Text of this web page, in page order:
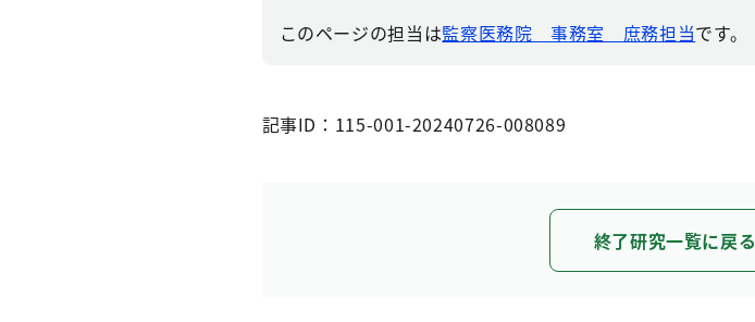
このページの担当は監察医務院 事務室 庶務担当です。
記事ID：115-001-20240726-008089
終了研究一覧に戻る